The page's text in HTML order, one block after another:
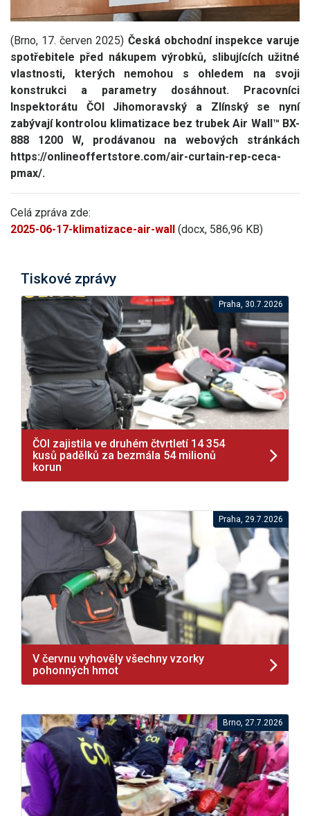
(Brno, 17. červen 2025) Česká obchodní inspekce varuje
spotřebitele před nákupem výrobků, slibujících užitné
vlastnosti, kterých nemohou s ohledem na svoji
konstrukci a parametry dosáhnout. Pracovníci
Inspektorátu ČOI Jihomoravský a Zlínský se nyní
zabývají kontrolou klimatizace bez trubek Air Wall™ BX-
888 1200 W, prodávanou na webových stránkách
https://onlineoffertstore.com/air-curtain-rep-ceca-
pmax/.
Celá zpráva zde:
2025-06-17-klimatizace-air-wall (docx, 586,96 KB)
Tiskové zprávy
Praha, 30.7.2026
ČOI zajistila ve druhém čtvrtletí 14 354
kusů padělků za bezmála 54 milionů
korun
Praha, 29.7.2026
V červnu vyhověly všechny vzorky
pohonných hmot
Brno, 27.7.2026